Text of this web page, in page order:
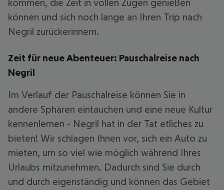
kommen, die Zeit in vollen Zügen genießen
können und sich noch lange an Ihren Trip nach
Negril zurückerinnern.
Zeit für neue Abenteuer: Pauschalreise nach
Negril
Im Verlauf der Pauschalreise können Sie in
andere Sphären eintauchen und eine neue Kultur
kennenlernen - Negril hat in der Tat etliches zu
bieten! Wir schlagen Ihnen vor, sich ein Auto zu
mieten, um so viel wie möglich während Ihres
Urlaubs mitzunehmen. Dadurch sind Sie durch
und durch eigenständig und können das Gebiet